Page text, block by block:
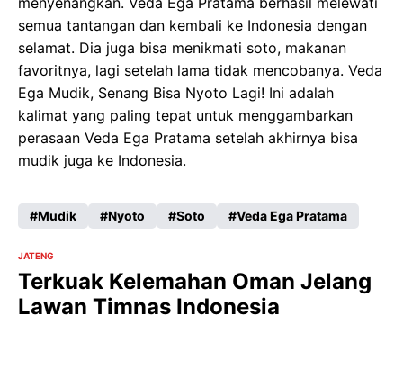
semua tantangan dan kembali ke Indonesia dengan
selamat. Dia juga bisa menikmati soto, makanan
favoritnya, lagi setelah lama tidak mencobanya. Veda
Ega Mudik, Senang Bisa Nyoto Lagi! Ini adalah
kalimat yang paling tepat untuk menggambarkan
perasaan Veda Ega Pratama setelah akhirnya bisa
mudik juga ke Indonesia.
Mudik Nyoto Soto Veda Ega Pratama
JATENG
Terkuak Kelemahan Oman Jelang
Lawan Timnas Indonesia